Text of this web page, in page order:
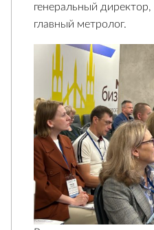
генеральный директор,
главный метролог.